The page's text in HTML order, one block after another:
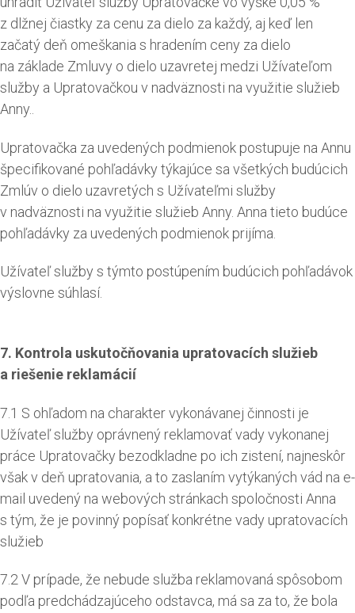
z dlžnej čiastky za cenu za dielo za každý, aj keď len
začatý deň omeškania s hradením ceny za dielo
na základe Zmluvy o dielo uzavretej medzi Užívateľom
služby a Upratovačkou v nadväznosti na využitie služieb
Anny..
Upratovačka za uvedených podmienok postupuje na Annu
špecifikované pohľadávky týkajúce sa všetkých budúcich
Zmlúv o dielo uzavretých s Užívateľmi služby
v nadväznosti na využitie služieb Anny. Anna tieto budúce
pohľadávky za uvedených podmienok prijíma.
Užívateľ služby s týmto postúpením budúcich pohľadávok
výslovne súhlasí.
7. Kontrola uskutočňovania upratovacích služieb
a riešenie reklamácií
7.1 S ohľadom na charakter vykonávanej činnosti je
Užívateľ služby oprávnený reklamovať vady vykonanej
práce Upratovačky bezodkladne po ich zistení, najneskôr
však v deň upratovania, a to zaslaním vytýkaných vád na e-
mail uvedený na webových stránkach spoločnosti Anna
s tým, že je povinný popísať konkrétne vady upratovacích
služieb
7.2 V prípade, že nebude služba reklamovaná spôsobom
podľa predchádzajúceho odstavca, má sa za to, že bola